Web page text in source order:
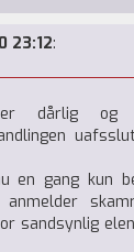
23:12:
er dårlig og
en gang kun
anmelder
sandsynlig